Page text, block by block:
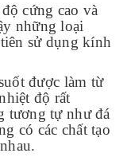
cứng cao và
những loại
sử dụng kính
được làm từ
độ rất
tương tự như đá
có các chất tạo